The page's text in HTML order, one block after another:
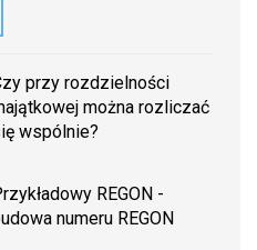
przy rozdzielności
można rozliczać
wspólnie?
REGON -
numeru REGON